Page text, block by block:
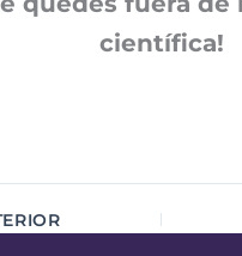
científica!